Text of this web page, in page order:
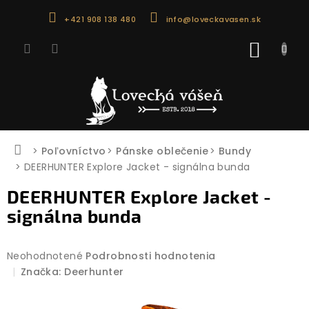
+421 908 138 480 info@loveckavasen.sk
Domov
Poľovníctvo Pánske oblečenie
Bundy
DEERHUNTER Explore Jacket - signálna bunda
DEERHUNTER Explore Jacket -
signálna bunda
Priemerné
hodnotenie
Neohodnotené Podrobnosti hodnotenia
Značka: Deerhunter